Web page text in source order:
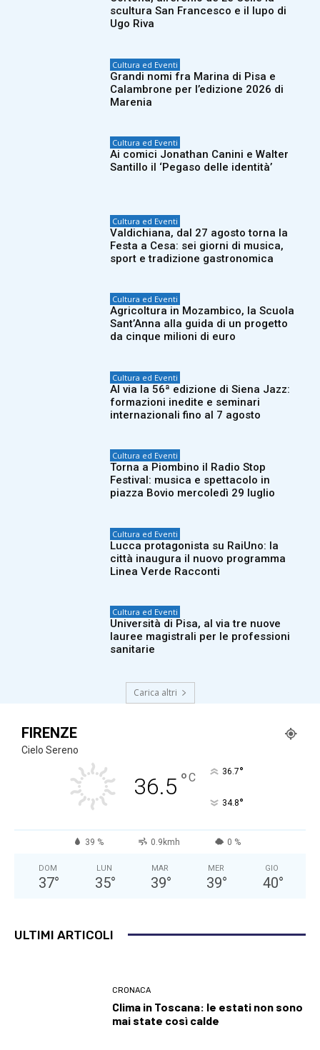
scultura San Francesco e il lupo di
Ugo Riva
Cultura ed Eventi
Grandi nomi fra Marina di Pisa e
Calambrone per l’edizione 2026 di
Marenia
Cultura ed Eventi
Ai comici Jonathan Canini e Walter
Santillo il ‘Pegaso delle identità’
Cultura ed Eventi
Valdichiana, dal 27 agosto torna la
Festa a Cesa: sei giorni di musica,
sport e tradizione gastronomica
Cultura ed Eventi
Agricoltura in Mozambico, la Scuola
Sant’Anna alla guida di un progetto
da cinque milioni di euro
Cultura ed Eventi
Al via la 56ª edizione di Siena Jazz:
formazioni inedite e seminari
internazionali fino al 7 agosto
Cultura ed Eventi
Torna a Piombino il Radio Stop
Festival: musica e spettacolo in
piazza Bovio mercoledì 29 luglio
Cultura ed Eventi
Lucca protagonista su RaiUno: la
città inaugura il nuovo programma
Linea Verde Racconti
Cultura ed Eventi
Università di Pisa, al via tre nuove
lauree magistrali per le professioni
sanitarie
Carica altri
FIRENZE
Cielo Sereno
36.5 °C 36.7°
34.8°
39 % 0.9kmh 0 %
DOM
37°
LUN
35°
MAR
39°
MER
39°
GIO
40°
ULTIMI ARTICOLI
CRONACA
Clima in Toscana: le estati non sono
mai state così calde